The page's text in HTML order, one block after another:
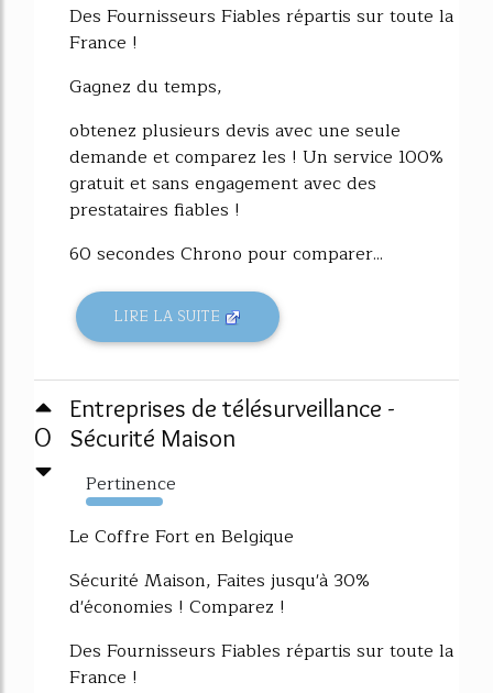
Des Fournisseurs Fiables répartis sur toute la
France !
Gagnez du temps,
obtenez plusieurs devis avec une seule
demande et comparez les ! Un service 100%
gratuit et sans engagement avec des
prestataires fiables !
60 secondes Chrono pour comparer...
LIRE LA SUITE
0
Entreprises de télésurveillance -
Sécurité Maison
Pertinence
3803%
Le Coffre Fort en Belgique
Sécurité Maison, Faites jusqu'à 30%
d'économies ! Comparez !
Des Fournisseurs Fiables répartis sur toute la
France !